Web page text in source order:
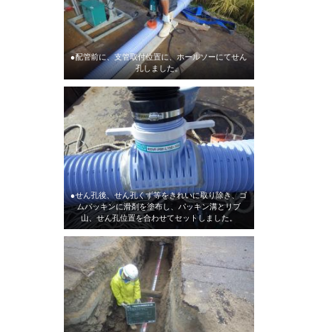
●配管前に、支管取付位置に、ホールソーにてせん
孔しました。
●せん孔後、せん孔くず等をきれいに取り除き、ゴ
ムパッキンに滑剤を塗布し、パッキン溝とリブ
山、せん孔位置を合わせてセットしました。